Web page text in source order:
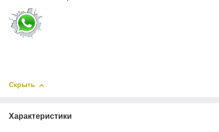
Скрыть
Характеристики